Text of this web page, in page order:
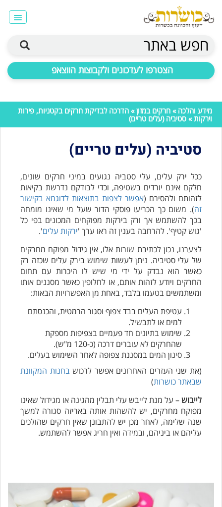
חפש באתר
הצטרפו לעדכונים ולקבוצות הווצאפ
מידע והלכה » חרקים במזון» הדרכה לבדיקת חרקים בקטניות, פירות
וירקות» סטיביה (עלים טריים)
סטיביה (עלים טריים)
ככל ירק עלים, עלי סטביה נגועים במיני חרקים שונים,
חלקם אינם יורדים בשטיפה, וכדי לבודקם נדרשת בקיאות
לזהותם ולהסירם (אפשר לצפות בתוצאות לדוגמא בקישור
זה). משום כך הכריעו פוסקי הדור שעל מי שאינו מומחה
בכך להשתמש אך ורק בירקות מפוקחים המכונים בפי כל
'גוש קטיף'. להרחבה בענין זה ראו ערך 'ירקות עלים'.
לצערנו, נכון לכתיבת שורות אלו, אין גידול מפוקח מחרקים
של עלי סטיביה. ניתן לעשות שימוש בירק עלים שכזה רק
כאשר הוא נבדק על ידי מי שיש לו היכרות עם תחום
החרקים ויודע לזהות אותם, או לחלופין כאשר מסננים אותו
ומשתמשים בטעמו בלבד, באחת מן האפשרויות הבאות:
עטיפת העלים בבד צפוף וסגור הרמטית, והכנסתם
למים או לתבשיל.
שימוש בתיונים חד פעמיים בצפיפות מספקת
שהחרקים לא עוברים דרכה (כ-120 מ"ש).
סינון המים במסננת צפופה לאחר השימוש בעלים.
(את שני העזרים האחרונים אפשר לרכוש בחנות המקוונת
שבאתר כושרות)
לייבוש– על מנת לייבש עלי תבלין מהגינה או מגידול שאינו
מפוקח מחרקים, יש להשהות אותה באריזה סגורה למשך
שנה שלימה, לאחר מכן יש להתבונן שאין חרקים שהולכים
עליהם או ביניהם, ובמידה ואין חריג אפשר להשתמש.